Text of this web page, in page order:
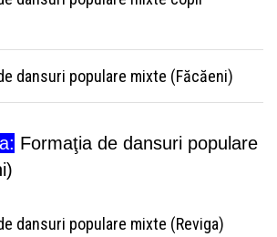
dansuri populare mixte (Făcăeni)
Formaţia de dansuri populare
dansuri populare mixte (Reviga)